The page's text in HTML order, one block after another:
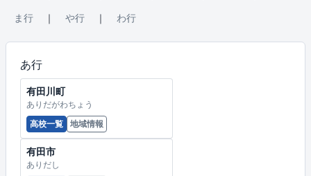
ま行 ｜ や行 ｜ わ行
あ行
有田川町
ありだがわちょう
高校一覧
地域情報
有田市
ありだし